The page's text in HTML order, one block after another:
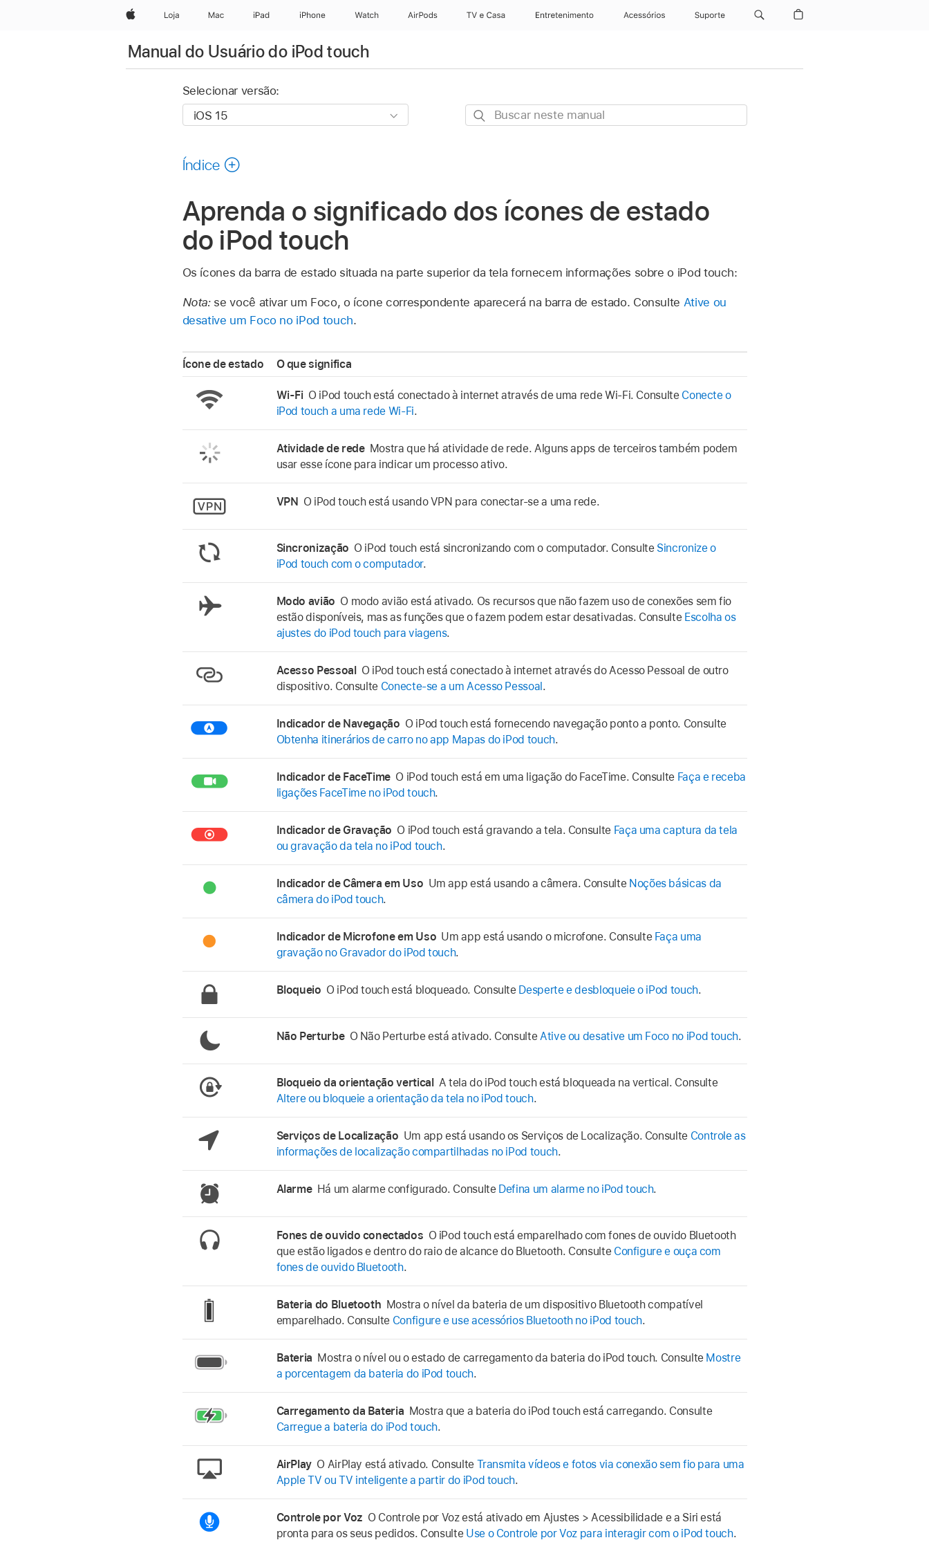
AppleLoja Mac iPad iPhone Apple Watch AirPods TV e Casa Entretenimento Acessórios Suporte
Manual do Usuário do iPod touch
Selecionar versão:
Buscar
Índice
Aprenda o significado dos ícones de estado
do iPod touch
Os ícones da barra de estado situada na parte superior da tela fornecem informações sobre o iPod touch:
Nota: se você ativar um Foco, o ícone correspondente aparecerá na barra de estado. Consulte Ative ou
desative um Foco no iPod touch.
Ícone de estado O que significa
Wi-Fi O iPod touch está conectado à internet através de uma rede Wi-Fi. Consulte Conecte o
iPod touch a uma rede Wi‑Fi.
Atividade de rede Mostra que há atividade de rede. Alguns apps de terceiros também podem
usar esse ícone para indicar um processo ativo.
VPN O iPod touch está usando VPN para conectar-se a uma rede.
Sincronização O iPod touch está sincronizando com o computador. Consulte Sincronize o
iPod touch com o computador.
Modo avião O modo avião está ativado. Os recursos que não fazem uso de conexões sem fio
estão disponíveis, mas as funções que o fazem podem estar desativadas. Consulte Escolha os
ajustes do iPod touch para viagens.
Acesso Pessoal O iPod touch está conectado à internet através do Acesso Pessoal de outro
dispositivo. Consulte Conecte-se a um Acesso Pessoal.
Indicador de Navegação O iPod touch está fornecendo navegação ponto a ponto. Consulte
Obtenha itinerários de carro no app Mapas do iPod touch.
Indicador de FaceTime O iPod touch está em uma ligação do FaceTime. Consulte Faça e receba
ligações FaceTime no iPod touch.
Indicador de Gravação O iPod touch está gravando a tela. Consulte Faça uma captura da tela
ou gravação da tela no iPod touch.
Indicador de Câmera em Uso Um app está usando a câmera. Consulte Noções básicas da
câmera do iPod touch.
Indicador de Microfone em Uso Um app está usando o microfone. Consulte Faça uma
gravação no Gravador do iPod touch.
Bloqueio O iPod touch está bloqueado. Consulte Desperte e desbloqueie o iPod touch.
Não Perturbe O Não Perturbe está ativado. Consulte Ative ou desative um Foco no iPod touch.
Bloqueio da orientação vertical A tela do iPod touch está bloqueada na vertical. Consulte
Altere ou bloqueie a orientação da tela no iPod touch.
Serviços de Localização Um app está usando os Serviços de Localização. Consulte Controle as
informações de localização compartilhadas no iPod touch.
Alarme Há um alarme configurado. Consulte Defina um alarme no iPod touch.
Fones de ouvido conectados O iPod touch está emparelhado com fones de ouvido Bluetooth
que estão ligados e dentro do raio de alcance do Bluetooth. Consulte Configure e ouça com
fones de ouvido Bluetooth.
Bateria do Bluetooth Mostra o nível da bateria de um dispositivo Bluetooth compatível
emparelhado. Consulte Configure e use acessórios Bluetooth no iPod touch.
Bateria Mostra o nível ou o estado de carregamento da bateria do iPod touch. Consulte Mostre
a porcentagem da bateria do iPod touch.
Carregamento da Bateria Mostra que a bateria do iPod touch está carregando. Consulte
Carregue a bateria do iPod touch.
AirPlay O AirPlay está ativado. Consulte Transmita vídeos e fotos via conexão sem fio para uma
Apple TV ou TV inteligente a partir do iPod touch.
Controle por Voz O Controle por Voz está ativado em Ajustes > Acessibilidade e a Siri está
pronta para os seus pedidos. Consulte Use o Controle por Voz para interagir com o iPod touch.